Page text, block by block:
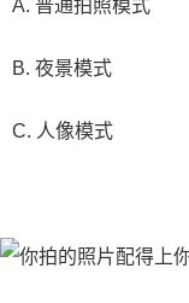
A. 普通拍照模式
B. 夜景模式
C. 人像模式